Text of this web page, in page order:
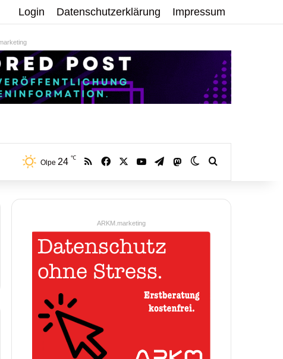
Login Datenschutzerklärung Impressum
Olpe 24 ℃ RSS Facebook YouTubeTelegramMastodonSkin umschalten
ARKM.marketing